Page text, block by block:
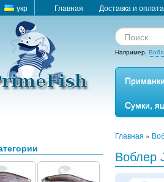
укр Главная Доставка и оплата
Например,
Приманки
Сумки,
Главная »
Воблер